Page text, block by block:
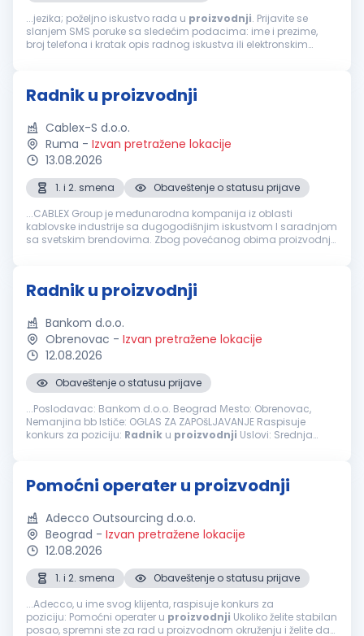
...jezika; poželjno iskustvo rada u proizvodnji. Prijavite se
slanjem SMS poruke sa sledećim podacima: ime i prezime,
broj telefona i kratak opis radnog iskustva ili elektronskim
Radnik u proizvodnji
Cablex-S d.o.o.
Ruma - Izvan pretražene lokacije
13.08.2026
1. i 2. smena
Obaveštenje o statusu prijave
...CABLEX Group je međunarodna kompanija iz oblasti
kablovske industrije sa dugogodišnjim iskustvom I saradnjom
sa svetskim brendovima. Zbog povećanog obima proizvodnje,
Radnik u proizvodnji
Bankom d.o.o.
Obrenovac - Izvan pretražene lokacije
12.08.2026
Obaveštenje o statusu prijave
...Poslodavac: Bankom d.o.o. Beograd Меsto: Obrenovac,
Nemanjina bb Ističe: OGLAS ZA ZAPOšLJAVANJE Raspisuje
konkurs za poziciju: Radnik u proizvodnji Uslovi: Srednja
Pomoćni operater u proizvodnji
Adecco Outsourcing d.o.o.
Beograd - Izvan pretražene lokacije
12.08.2026
1. i 2. smena
Obaveštenje o statusu prijave
...Adecco, u ime svog klijenta, raspisuje konkurs za
poziciju: Pomoćni operater u proizvodnji Ukoliko želite stabilan
posao, spremni ste za rad u proizvodnom okruženju i želite da